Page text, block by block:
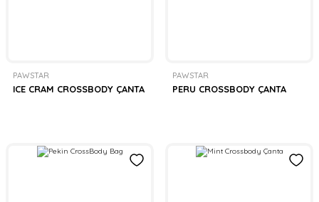
PAWSTAR
ICE CRAM CROSSBODY ÇANTA
PAWSTAR
PERU CROSSBODY ÇANTA